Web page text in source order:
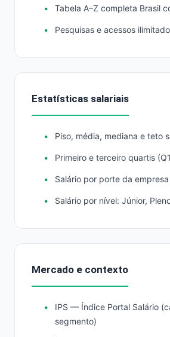
Tabela A–Z completa Brasil
Pesquisas e acessos
Estatísticas salariais
Piso, média, mediana e teto
Primeiro e terceiro quartis
Salário por porte da empresa
Salário por nível: Júnior,
Mercado e contexto
IPS — Índice Portal Salário
segmento)